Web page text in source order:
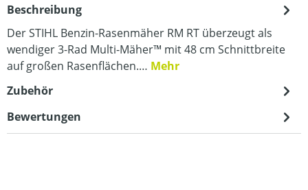
Beschreibung
Der STIHL Benzin-Rasenmäher RM RT überzeugt als
wendiger 3-Rad Multi-Mäher™ mit 48 cm Schnittbreite
auf großen Rasenflächen.… Mehr
Zubehör
Bewertungen